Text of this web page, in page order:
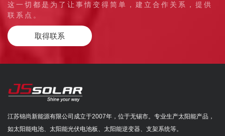
这一切都是为了让事情变得简单，建立合作关系，提供
联系点。
取得联系
江苏锦尚新能源有限公司成立于2007年，位于无锡市。专业生产太阳能产品，
如太阳能电池、太阳能光伏电池板、太阳能逆变器、支架系统等。